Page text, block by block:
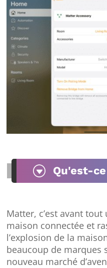
G Qu'est-
Matter, c’est avant
maison connectée et
l’explosion de la
beaucoup de marques
nouveau marché